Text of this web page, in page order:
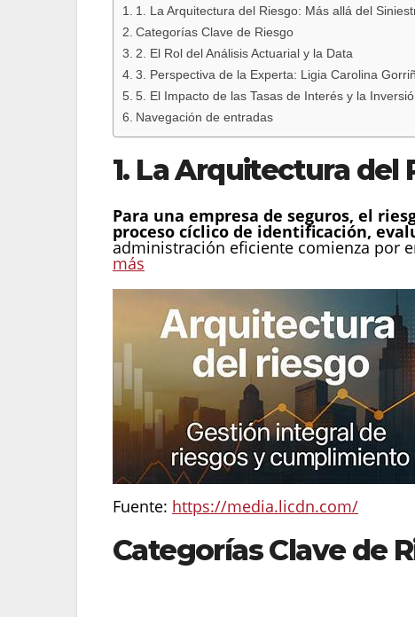
1. La Arquitectura del Riesgo: Más allá del
Categorías Clave de Riesgo
2. El Rol del Análisis Actuarial y la Data
3. Perspectiva de la Experta: Ligia Carolina
5. El Impacto de las Tasas de Interés y la
Navegación de entradas
1. La Arquitectura del
Para una empresa de seguros, el
proceso cíclico de identificación,
administración eficiente comienza por
más
Fuente: https://media.licdn.com/
Categorías Clave de